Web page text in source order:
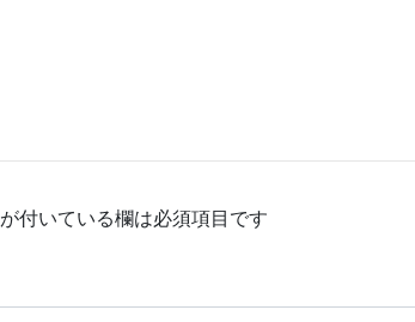
が付いている欄は必須項目です